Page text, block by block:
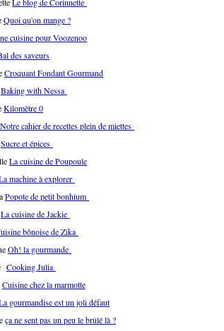
Quoi qu'on mange ?
cuisine pour Voozenoo
des saveurs
Croquant Fondant Gourmand
Baking with Nessa
Kilomètre 0
Notre cahier de recettes plein de miettes
Sucre et épices
La cuisine de Poupoule
machine à explorer
Popote de petit bonhium
La cuisine de Jackie
bônoise de Zika
Oh! la gourmande
Cooking Julia
Cuisine chez la marmotte
gourmandise est un joli défaut
ça ne sent pas un peu le brûlé là ?